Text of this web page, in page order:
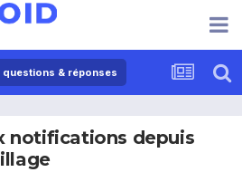
questions & réponses
notifications depuis